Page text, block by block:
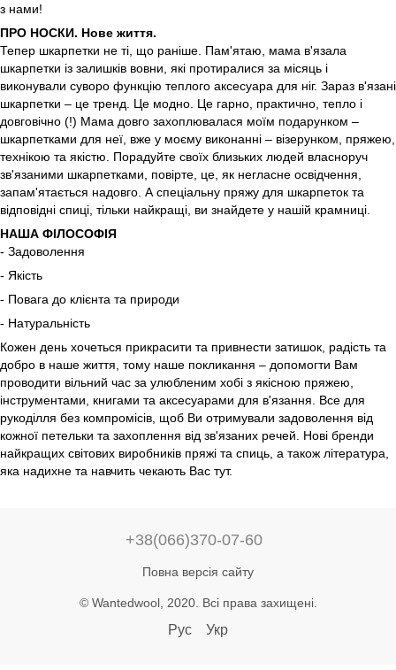
з нами!
ПРО НОСКИ. Нове життя.
Тепер шкарпетки не ті, що раніше. Пам'ятаю, мама в'язала
шкарпетки із залишків вовни, які протиралися за місяць і
виконували суворо функцію теплого аксесуара для ніг. Зараз в'язані
шкарпетки – це тренд. Це модно. Це гарно, практично, тепло і
довговічно (!) Мама довго захоплювалася моїм подарунком –
шкарпетками для неї, вже у моєму виконанні – візерунком, пряжею,
технікою та якістю. Порадуйте своїх близьких людей власноруч
зв'язаними шкарпетками, повірте, це, як негласне освідчення,
запам'ятається надовго. А спеціальну пряжу для шкарпеток та
відповідні спиці, тільки найкращі, ви знайдете у нашій крамниці.
НАША ФІЛОСОФІЯ
- Задоволення
- Якість
- Повага до клієнта та природи
- Натуральність
Кожен день хочеться прикрасити та привнести затишок, радість та
добро в наше життя, тому наше покликання – допомогти Вам
проводити вільний час за улюбленим хобі з якісною пряжею,
інструментами, книгами та аксесуарами для в'язання. Все для
рукоділля без компромісів, щоб Ви отримували задоволення від
кожної петельки та захоплення від зв'язаних речей. Нові бренди
найкращих світових виробників пряжі та спиць, а також література,
яка надихне та навчить чекають Вас тут.
+38(066)370-07-60
Повна версія сайту
© Wantedwool, 2020. Всі права захищені.
Рус Укр